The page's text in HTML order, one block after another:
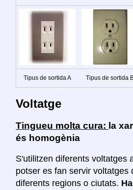
Tipus de sortida A Tipus de sortida
Voltatge
Tingueu molta cura: la
és homogènia
S'utilitzen diferents voltatges
potser es fan servir voltatges
diferents regions o ciutats.